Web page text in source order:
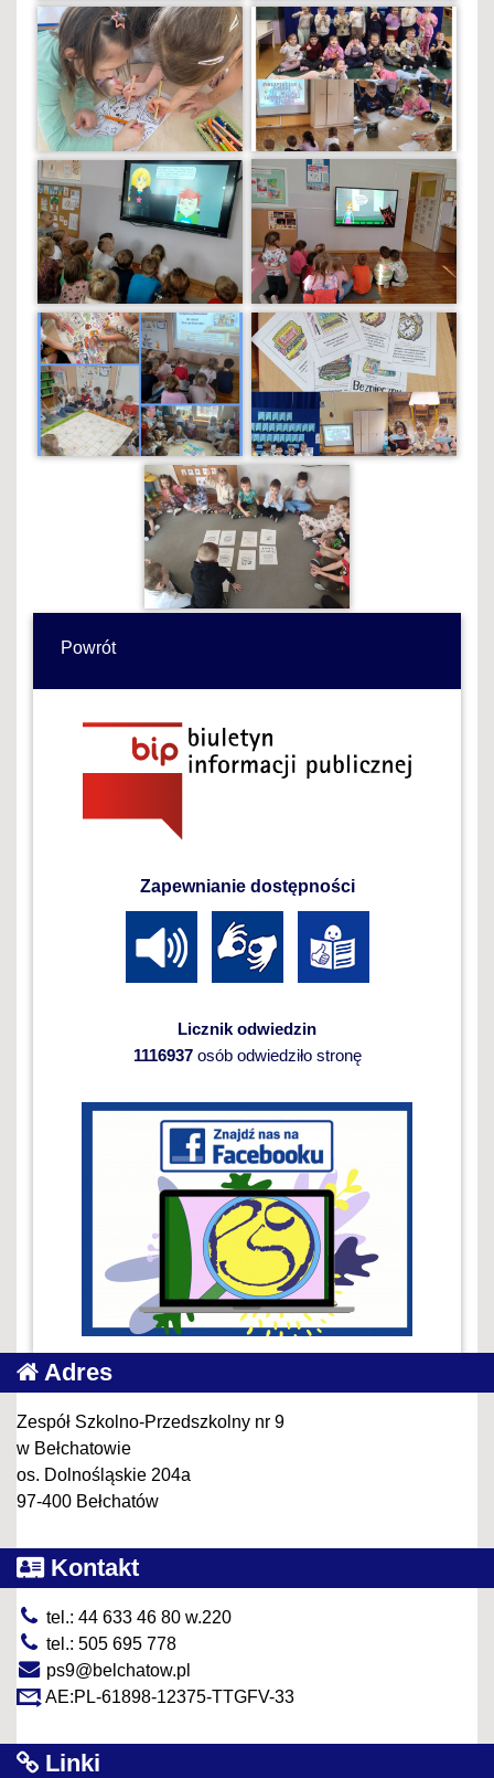
Powrót
Zapewnianie dostępności
Licznik odwiedzin
1116937osób odwiedziło stronę
Adres
Zespół Szkolno-Przedszkolny nr 9
w Bełchatowie
os. Dolnośląskie 204a
97-400 Bełchatów
Kontakt
tel.: 44 633 46 80 w.220
tel.: 505 695 778
ps9@belchatow.pl
AE:PL-61898-12375-TTGFV-33
Linki